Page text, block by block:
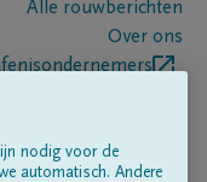
Alle rouwberichten
Over ons
nodig voor de
automatisch. Andere